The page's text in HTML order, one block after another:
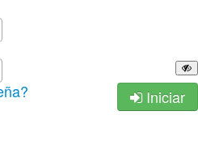
Iniciar